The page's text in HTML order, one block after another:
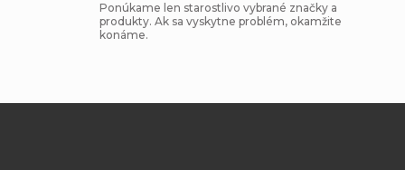
Ponúkame len starostlivo vybrané značky a
produkty. Ak sa vyskytne problém, okamžite
konáme.